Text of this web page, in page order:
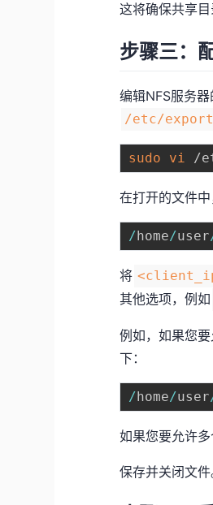
这将确保共享目
步骤三：
编辑NFS服务
/etc/
sudo vi
在打开的文件中
/home/user
将
其他选项，例如
例如，如果您
下：
/home/user
如果您要允许
保存并关闭文件